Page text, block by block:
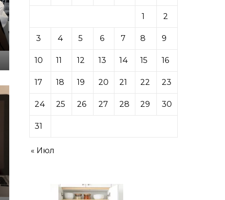
1 2
3 4 5 6 7 8 9
10 11 12 13 14 15 16
17 18 19 20 21 22 23
24 25 26 27 28 29 30
31
« Июл